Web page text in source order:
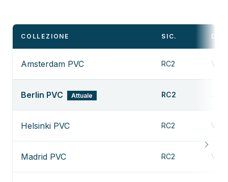
COLLEZIONE SIC.
Amsterdam PVC RC2 Vedi
Berlin PVC Attuale RC2
Helsinki PVC RC2 Vedi
Madrid PVC RC2 Vedi